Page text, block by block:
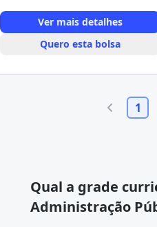
Ver mais detalhes
Quero esta bolsa
1
Qual a grade
Administração